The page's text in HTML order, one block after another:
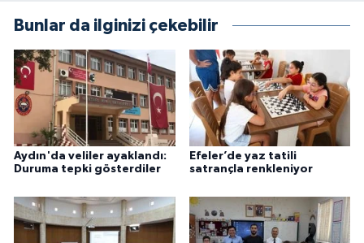
Bunlar da ilginizi çekebilir
Aydın'da veliler ayaklandı:
Duruma tepki gösterdiler
Efeler’de yaz tatili
satrançla renkleniyor